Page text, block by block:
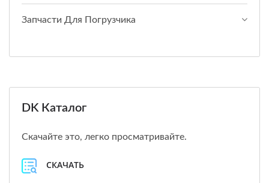
Запчасти Для Погрузчика
DK Каталог
Скачайте это, легко просматривайте.
СКАЧАТЬ